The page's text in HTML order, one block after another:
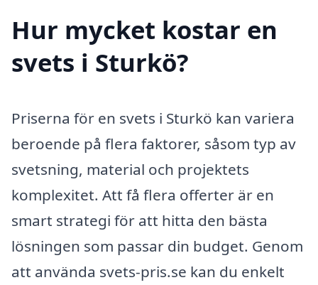
Hur mycket kostar en
svets i Sturkö?
Priserna för en svets i Sturkö kan variera
beroende på flera faktorer, såsom typ av
svetsning, material och projektets
komplexitet. Att få flera offerter är en
smart strategi för att hitta den bästa
lösningen som passar din budget. Genom
att använda svets-pris.se kan du enkelt